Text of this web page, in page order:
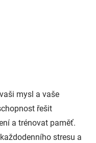
mysl a vaše
řešit
a trénovat paměť.
stresu a